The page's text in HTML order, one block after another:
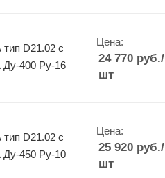
D21.02 с
Ду-400 Ру-16
Цена:
24 770руб./
шт
D21.02 с
Ду-450 Ру-10
Цена:
25 920руб./
шт